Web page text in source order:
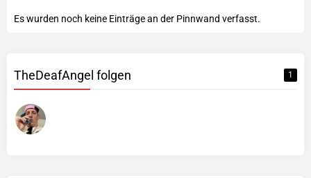
Es wurden noch keine Einträge an der Pinnwand verfasst.
TheDeafAngel folgen 1